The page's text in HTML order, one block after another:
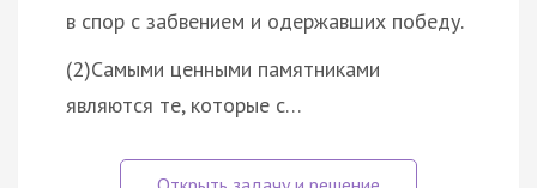
в спор с забвением и одержавших победу.
(2)Самыми ценными памятниками
являются те, которые с…